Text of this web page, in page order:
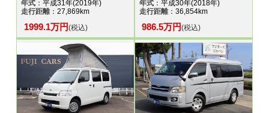
年式 ：平成31年(2019年)
走行距離：27,869km
1999.1万円(税込)
年式：平成30年(2018年)
走行距離：36,854km
986.5万円(税込)